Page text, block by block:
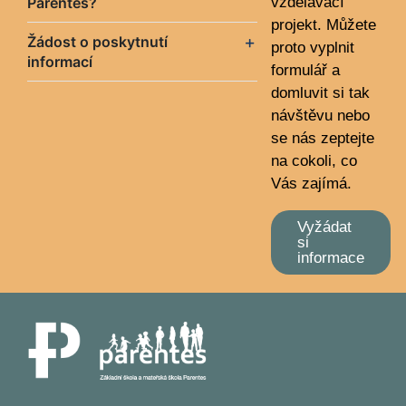
Žádost o poskytnutí
informací
projekt. Můžete
proto vyplnit
formulář a
domluvit si tak
návštěvu nebo
se nás zeptejte
na cokoli, co
Vás zajímá.
Vyžádat
si
informace